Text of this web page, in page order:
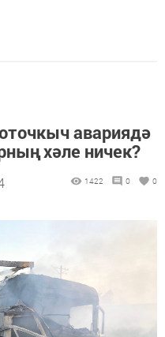
авариядә
хәле ничек?
1422 0 0